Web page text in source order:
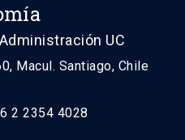
UC
Macul. Santiago, Chile
2 2354 4028